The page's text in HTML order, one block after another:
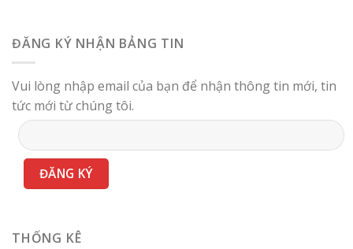
ĐĂNG KÝ NHẬN BẢNG TIN
Vui lòng nhập email của bạn để nhận thông tin mới, tin
tức mới từ chúng tôi.
THỐNG KÊ